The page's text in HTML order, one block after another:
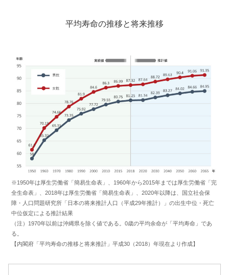
平均寿命の推移と将来推移
※1950年は厚生労働省「簡易生命表」、1960年から2015年までは厚生労働省「完
全生命表」、2018年は厚生労働省「簡易生命表」、2020年以降は、国立社会保
障・人口問題研究所「日本の将来推計人口（平成29年推計）」の出生中位・死亡
中位仮定による推計結果
（注）1970年以前は沖縄県を除く値である。0歳の平均余命が「平均寿命」であ
る。
【内閣府「平均寿命の推移と将来推計」平成30（2018）年現在より作成】